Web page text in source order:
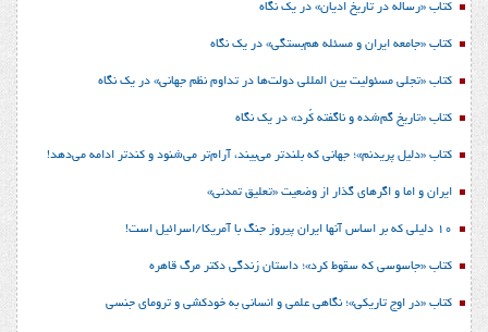
کتاب «رساله در تاریخ ادیان» در یک نگاه
کتاب «جامعه ایران و مسئله هم‌بستگی» در یک نگاه
کتاب «تجلی مسئولیت بین المللی دولت‌ها در تداوم نظم جهانی» در یک نگاه
کتاب «تاریخ گم‌شده و ناگفته کُرد» در یک نگاه
کتاب «دلیل پریدنم»؛ جهانی که بلندتر می‌بیند، آرام‌تر می‌شنود و کندتر ادامه می‌دهد!
ایران و اما و اگرهای گذار از وضعیت «تعلیق تمدنی»
10 دلیلی که بر اساس آنها ایران پیروز جنگ با آمریکا/اسرائیل است!
کتاب «جاسوسی که سقوط کرد»؛ داستان زندگی دکتر مرگ قاهره
کتاب «در اوج تاریکی»؛ نگاهی علمی و انسانی به خودکشی و ترومای جنسی